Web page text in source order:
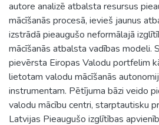
autore analizē atbalsta resursus
mācīšanās procesā, ievieš jaunus
izstrādā pieaugušo neformālajā
mācīšanās atbalsta vadības modeli.
pievērsta Eiropas Valodu portfelim
lietotam valodu mācīšanās
instrumentam. Pētījuma bāzi veido
valodu mācību centri, starptautisku
Latvijas Pieaugušo izglītības